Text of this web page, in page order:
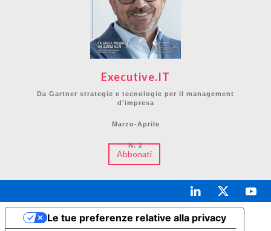
Executive.IT
Da Gartner strategie e tecnologie per il management
d'impresa
Marzo-Aprile
N. 2
Abbonati
Le tue preferenze relative alla privacy